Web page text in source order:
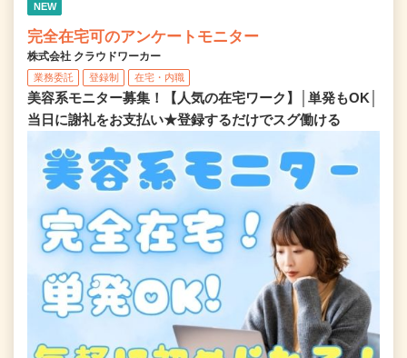
NEW
完全在宅可のアンケートモニター
株式会社 クラウドワーカー
業務委託 登録制 在宅・内職
美容系モニター募集！【人気の在宅ワーク】│単発もOK│
当日に謝礼をお支払い★登録するだけでスグ働ける